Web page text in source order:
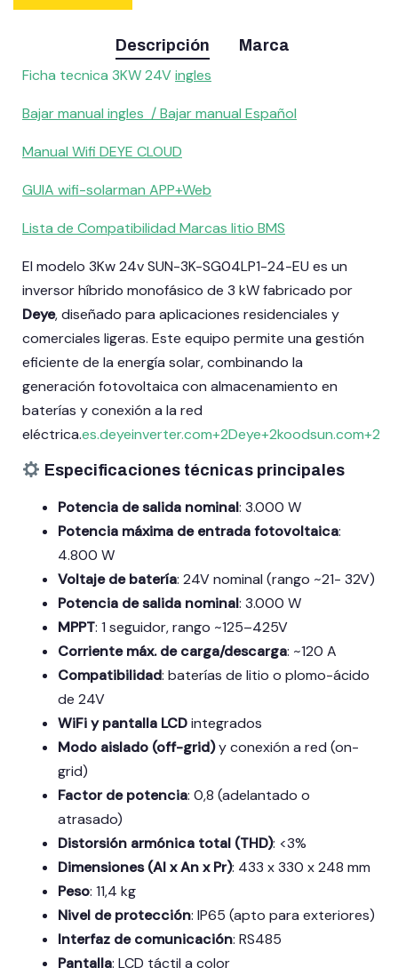
Descripción Marca
Ficha tecnica 3KW 24Vingles
Bajar manual ingles /Bajar manual Español
Manual Wifi DEYE CLOUD
GUIA wifi-solarman APP+Web
Lista de Compatibilidad Marcas litio BMS
El modelo 3Kw 24v SUN-3K-SG04LP1-24-EU es un
inversor híbrido monofásico de 3 kW fabricado por
Deye, diseñado para aplicaciones residenciales y
comerciales ligeras. Este equipo permite una gestión
eficiente de la energía solar, combinando la
generación fotovoltaica con almacenamiento en
baterías y conexión a la red
eléctrica.es.deyeinverter.com+2Deye+2koodsun.com+2
Especificaciones técnicas principales
Potencia de salida nominal: 3.000 W
Potencia máxima de entrada fotovoltaica:
4.800 W
Voltaje de batería: 24V nominal (rango ~21- 32V)
Potencia de salida nominal: 3.000 W
MPPT: 1 seguidor, rango ~125–425V
Corriente máx. de carga/descarga: ~120 A
Compatibilidad: baterías de litio o plomo-ácido
de 24V
WiFi y pantalla LCDintegrados
Modo aislado (off-grid)y conexión a red (on-
grid)
Factor de potencia: 0,8 (adelantado o
atrasado)
Distorsión armónica total (THD): <3%
Dimensiones (Al x An x Pr): 433 x 330 x 248 mm
Peso: 11,4 kg
Nivel de protección: IP65 (apto para exteriores)
Interfaz de comunicación: RS485
Pantalla: LCD táctil a color